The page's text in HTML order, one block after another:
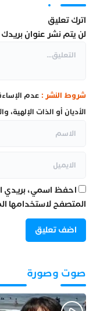
اترك تعليق
لن يتم نشر عنوان بريدك
شروط النشر : عدم
الأديان أو الذات
احفظ اسمي، بريدي
المتصفح لاستخدامها
صوت وصورة